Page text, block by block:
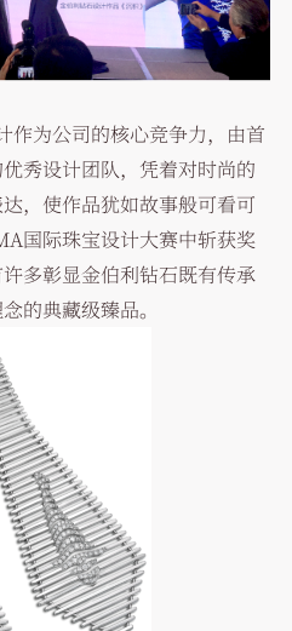
作为公司的核心竞争力，由首
秀设计团队，凭着对时尚的
，使作品犹如故事般可看可
国际珠宝设计大赛中斩获奖
多彰显金伯利钻石既有传承
的典藏级臻品。